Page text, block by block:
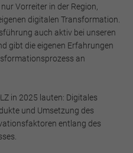
Vorreiter in der Region,
digitalen Transformation.
auch aktiv bei unseren
gibt die eigenen Erfahrungen
an
in 2025 lauten: Digitales
und Umsetzung des
entlang des